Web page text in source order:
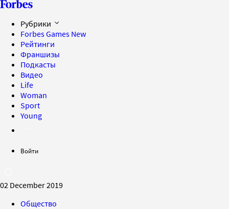
Рубрики
Forbes Games New
Рейтинги
Франшизы
Подкасты
Видео
Life
Woman
Sport
Young
Войти
02 December 2019
Общество